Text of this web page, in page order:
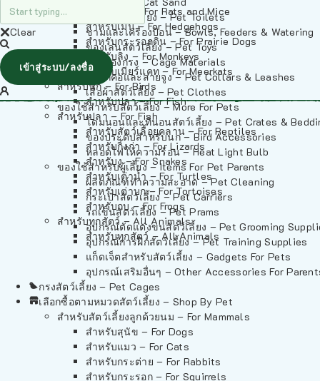
ห้องน้ำสัตว์เลี้ยง – Pet Toilets
ชามและเครื่องป้อน – Bowls, Feeders & Watering
ของเล่นสัตว์เลี้ยง – Pet Toys
วัสดุรองกรง – Cage Materials
ปลอกคอและสายจูง – Pet Collars & Leashes
เสื้อผ้าสัตว์เลี้ยง – Pet Clothes
ของใช้สำหรับสัตว์เลี้ยง – More For Pets
โดมนอนและที่นอนสัตว์เลี้ยง – Pet Crates &
ของประดับสำหรับนก – Bird Accessories
หลอดไฟให้ความร้อน – Heat Light Bulb
ของใช้สำหรับผู้เลี้ยง – Items For Pet Parents
ผลิตภัณฑ์ทำความสะอาด – Pet Cleaning
กระเป๋าสัตว์เลี้ยง – Pet Carriers
รถเข็นสัตว์เลี้ยง – Pet Prams
อุปกรณ์ตัดแต่งขนสัตว์เลี้ยง – Pet Grooming
อุปกรณ์การฝึกสัตว์เลี้ยง – Pet Training Supplies
แก็ดเจ็ตสำหรับสัตว์เลี้ยง – Gadgets For Pets
อุปกรณ์เสริมอื่นๆ – Other Accessories For
กรงสัตว์เลี้ยง – Pet Cages
เลือกซื้อตามหมวดสัตว์เลี้ยง – Shop By Pet
สำหรับสัตว์เลี้ยงลูกด้วยนม – For Mammals
สำหรับสุนัข – For Dogs
สำหรับแมว – For Cats
สำหรับกระต่าย – For Rabbits
สำหรับกระรอก – For Squirrels
สำหรับหนู – For Rats and Mice
สำหรับเม่น – For Hedgehogs
สำหรับกระรอกดิน – For Prairie Dogs
สำหรับลิง – For Monkeys
สำหรับเมียร์แคท – For Meerkats
สำหรับนก – For Birds
สำหรับปลา – For Fish
สำหรับปลา – For Fish
สำหรับสัตว์เลื้อยคลาน – For Reptiles
สำหรับกิ้งก่า – For Lizards
สำหรับงู – For Snakes
สำหรับเต่าน้ำ – For Turtles
สำหรับเต่าบก – For Tortoises
สำหรับกบ – For Frogs
สำหรับทุกสัตว์ – All Animals
สำหรับทุกสัตว์ – All Animals
Clear
เข้าสู่ระบบ/ลงชื่อ